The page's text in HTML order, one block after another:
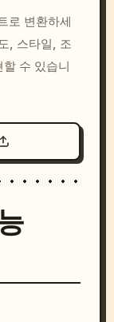
sunset, neon
v 6.0
로 변환하세
, 스타일, 조
수 있습니